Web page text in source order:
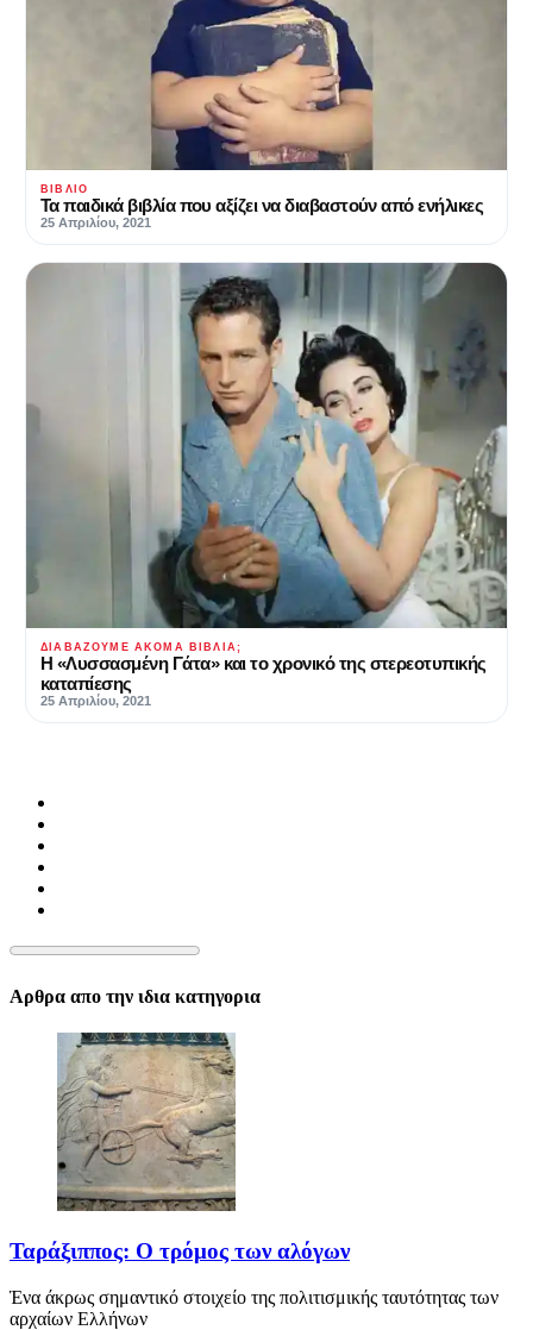
ΒΙΒΛΊΟ
Τα παιδικά βιβλία που αξίζει να διαβαστούν από ενήλικες
25 Απριλίου, 2021
ΔΙΑΒΆΖΟΥΜΕ ΑΚΌΜΑ ΒΙΒΛΊΑ;
Η «Λυσσασμένη Γάτα» και το χρονικό της στερεοτυπικής
καταπίεσης
25 Απριλίου, 2021
Αρθρα απο την ιδια κατηγορια
Ταράξιππος: Ο τρόμος των αλόγων
Ένα άκρως σημαντικό στοιχείο της πολιτισμικής ταυτότητας των
αρχαίων Ελλήνων